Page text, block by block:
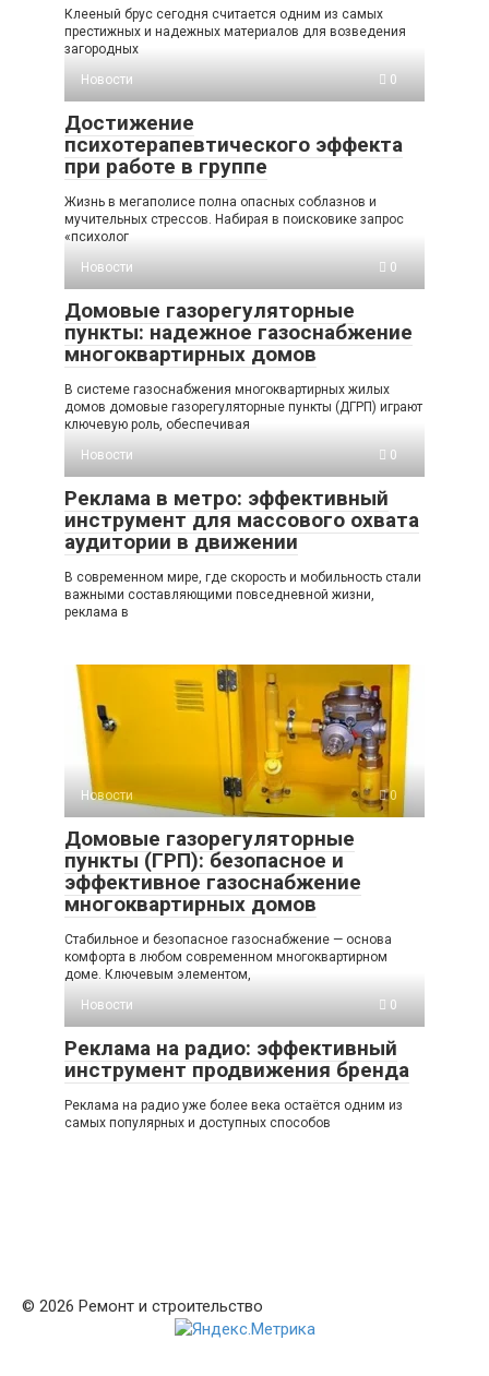
Клееный брус сегодня считается одним из самых
престижных и надежных материалов для возведения
загородных
Новости
0
Достижение
психотерапевтического эффекта
при работе в группе
Жизнь в мегаполисе полна опасных соблазнов и
мучительных стрессов. Набирая в поисковике запрос
«психолог
Новости
0
Домовые газорегуляторные
пункты: надежное газоснабжение
многоквартирных домов
В системе газоснабжения многоквартирных жилых
домов домовые газорегуляторные пункты (ДГРП) играют
ключевую роль, обеспечивая
Новости
0
Реклама в метро: эффективный
инструмент для массового охвата
аудитории в движении
В современном мире, где скорость и мобильность стали
важными составляющими повседневной жизни,
реклама в
Новости 0
Домовые газорегуляторные
пункты (ГРП): безопасное и
эффективное газоснабжение
многоквартирных домов
Стабильное и безопасное газоснабжение — основа
комфорта в любом современном многоквартирном
доме. Ключевым элементом,
Новости
0
Реклама на радио: эффективный
инструмент продвижения бренда
Реклама на радио уже более века остаётся одним из
самых популярных и доступных способов
© 2026 Ремонт и строительство